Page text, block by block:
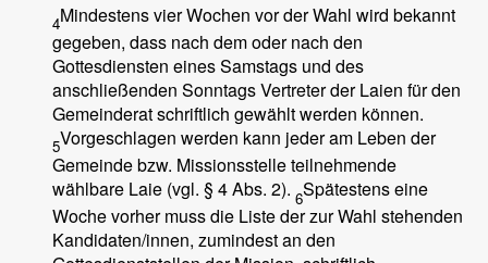
4Mindestens vier Wochen vor der Wahl wird bekannt
gegeben, dass nach dem oder nach den
Gottesdiensten eines Samstags und des
anschließenden Sonntags Vertreter der Laien für den
Gemeinderat schriftlich gewählt werden können.
5Vorgeschlagen werden kann jeder am Leben der
Gemeinde bzw. Missionsstelle teilnehmende
wählbare Laie (vgl. § 4 Abs. 2). 6Spätestens eine
Woche vorher muss die Liste der zur Wahl stehenden
Kandidaten/innen, zumindest an den